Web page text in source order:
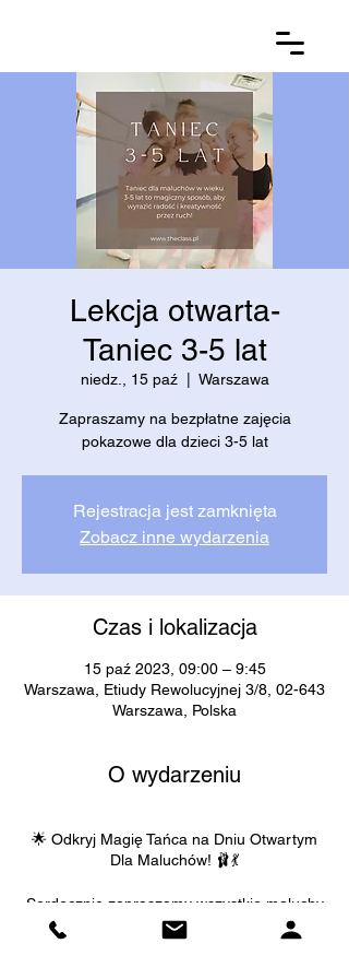
Lekcja otwarta-
Taniec 3-5 lat
niedz., 15 paź
  |
Warszawa
Zapraszamy na bezpłatne zajęcia
pokazowe dla dzieci 3-5 lat
Rejestracja jest zamknięta
Zobacz inne wydarzenia
Czas i lokalizacja
15 paź 2023, 09:00 – 9:45
Warszawa, Etiudy Rewolucyjnej 3/8, 02-643
Warszawa, Polska
O wydarzeniu
🌟 Odkryj Magię Tańca na Dniu Otwartym
Dla Maluchów! 🩰💃
Serdecznie zapraszamy wszystkie maluchy
w wieku 3-5 lat oraz ich rodziców na
niezwykły Dzień Otwarty, pełen zabawy,